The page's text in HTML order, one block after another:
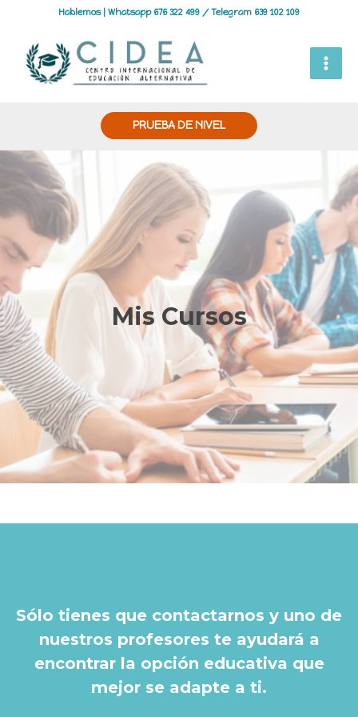
Hablemos | Whatsapp 676 322 499 / Telegram 639 102 109
PRUEBA DE NIVEL
Mis Cursos
Sólo tienes que contactarnos y uno de
nuestros profesores te ayudará a
encontrar la opción educativa que
mejor se adapte a ti.